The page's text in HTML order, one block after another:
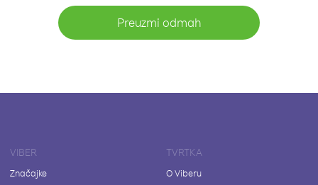
Preuzmi odmah
VIBER
Značajke
TVRTKA
O Viberu